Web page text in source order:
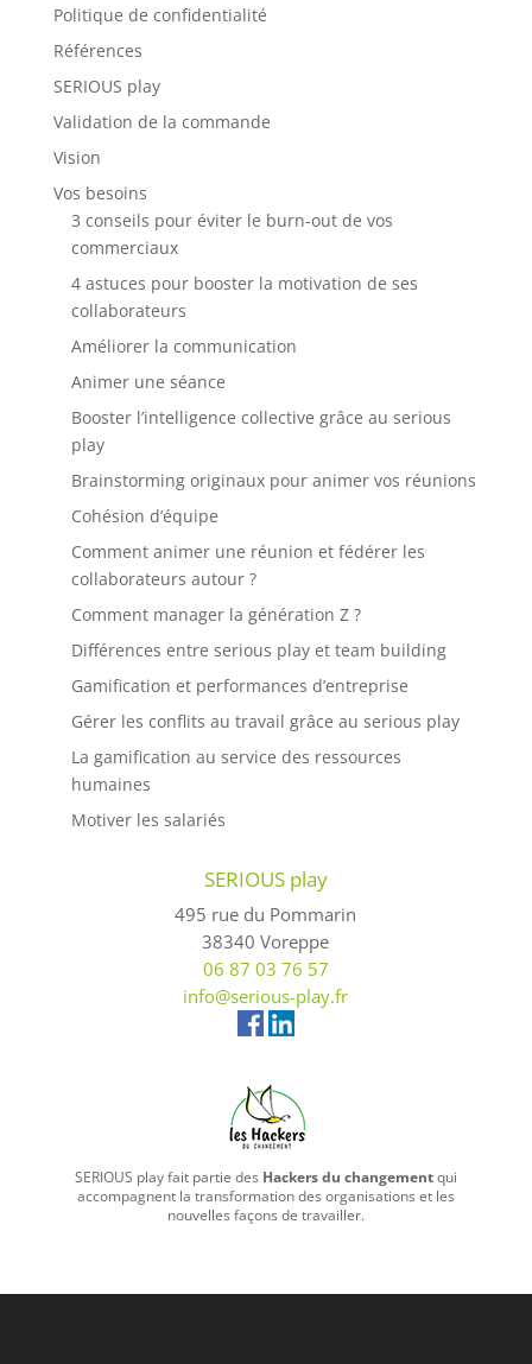
Politique de confidentialité
Références
SERIOUS play
Validation de la commande
Vision
Vos besoins
3 conseils pour éviter le burn-out de vos
commerciaux
4 astuces pour booster la motivation de ses
collaborateurs
Améliorer la communication
Animer une séance
Booster l’intelligence collective grâce au serious
play
Brainstorming originaux pour animer vos réunions
Cohésion d’équipe
Comment animer une réunion et fédérer les
collaborateurs autour ?
Comment manager la génération Z ?
Différences entre serious play et team building
Gamification et performances d’entreprise
Gérer les conflits au travail grâce au serious play
La gamification au service des ressources
humaines
Motiver les salariés
SERIOUS play
495 rue du Pommarin
38340 Voreppe
06 87 03 76 57
info@serious-play.fr
SERIOUS play fait partie des Hackers du changementqui
accompagnent la transformation des organisations et les
nouvelles façons de travailler.